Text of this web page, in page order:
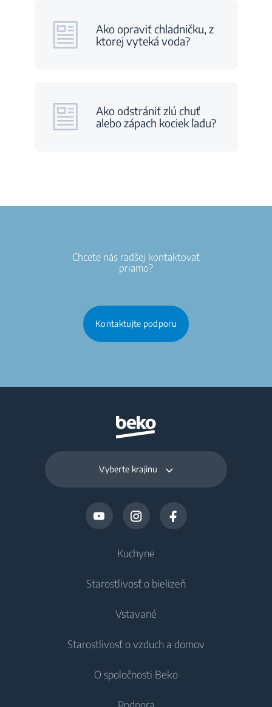
Ako opraviť chladničku, z
ktorej vyteká voda?
Ako odstrániť zlú chuť
alebo zápach kociek ľadu?
Chcete nás radšej kontaktovať
priamo?
Kontaktujte podporu
Vyberte krajinu
Kuchyne
Chladničky
Mrazničky
Starostlivosť o bielizeň
Voľne stojace práčky
Vstavané práčky
Práčky so sušičkou
Vstavané
Vstavané chladničky
Vstavané mrazničky
Starostlivosť o vzduch a domov
Starostlivosť o vzduch
O spoločnosti Beko
Podpora